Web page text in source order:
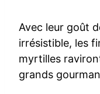
Avec leur goût
irrésistible, les
myrtilles
grands